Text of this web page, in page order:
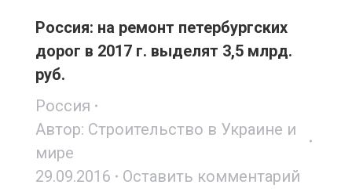
Россия: на ремонт петербургских
дорог в 2017 г. выделят 3,5 млрд.
руб.
Россия
Автор: Строительство в Украине и
мире
29.09.2016
Оставить комментарий